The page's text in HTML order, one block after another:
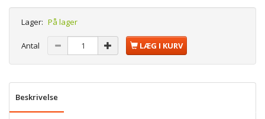
Lager: På lager
Antal LÆG I KURV
Beskrivelse